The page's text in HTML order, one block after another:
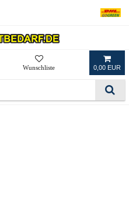
0,00 EUR